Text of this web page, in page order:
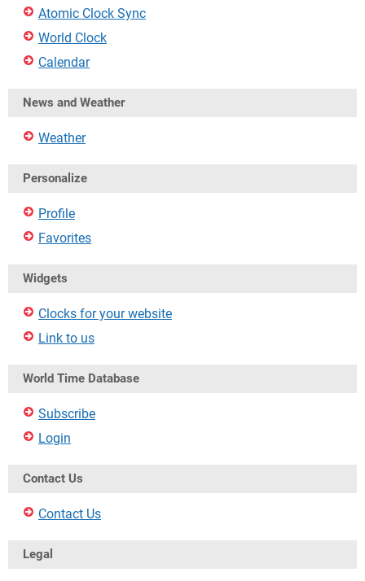
Atomic Clock Sync
World Clock
Calendar
News and Weather
Weather
Personalize
Profile
Favorites
Widgets
Clocks for your website
Link to us
World Time Database
Subscribe
Login
Contact Us
Contact Us
Legal